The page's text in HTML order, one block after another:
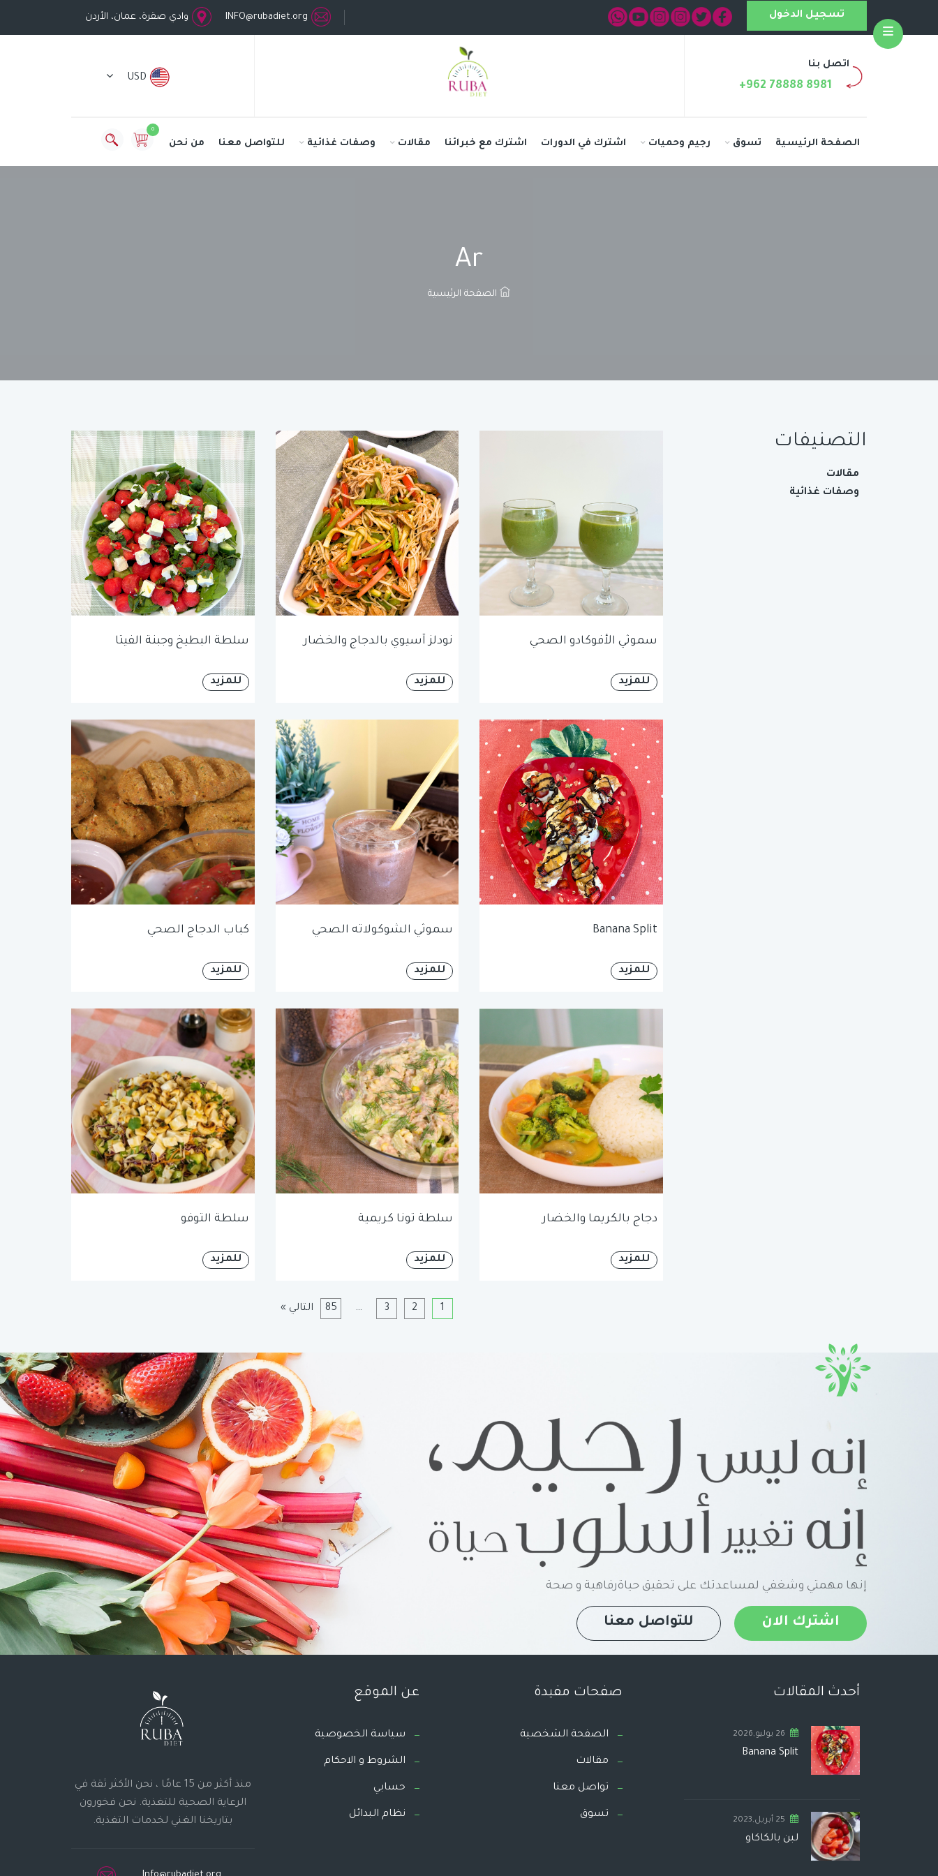
INFO@rubadiet.org وادي صقرة، عمان، الأردن تسجيل الدخول
اتصل بنا
+962 78888 8981
USD
0
الصفحة الرئيسية تسوق رجيم وحميات اشترك في الدورات اشترك مع خبرائنا مقالات وصفات غذائية للتواصل معنا من نحن
Ar
الصفحة الرئيسية
التصنيفات
مقالات
وصفات غذائية
سموثي الأفوكادو الصحي
للمزيد
نودلز آسيوي بالدجاج والخضار
للمزيد
سلطة البطيخ وجبنة الفيتا
للمزيد
Banana Split
للمزيد
سموثي الشوكولاته الصحي
للمزيد
كباب الدجاج الصحي
للمزيد
دجاج بالكريما والخضار
للمزيد
سلطة تونا كريمية
للمزيد
سلطة التوفو
للمزيد
1
2
3
…
85 التالي »
إنها مهمتي وشغفي لمساعدتك على تحقيق حياةرفاهية و صحة
اشترك الان للتواصل معنا
أحدث المقالات
26 يوليو,2026
Banana Split
25 أبريل,2023
لبن بالكاكاو
صفحات مفيدة
الصفحة الشخصية
مقالات
تواصل معنا
تسوق
عن الموقع
سياسة الخصوصية
الشروط و الاحكام
حسابي
نظام البدائل
منذ أكثر من 15 عامًا ، نحن الأكثر ثقة في
الرعاية الصحية للتغذية. نحن فخورون
بتاريخنا الغني لخدمات التغذية.